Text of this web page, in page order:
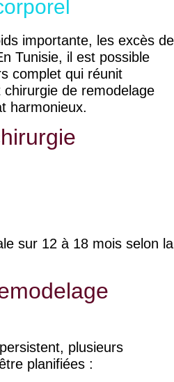
importante, les excès de
Tunisie, il est possible
complet qui réunit
de remodelage
harmonieux.
sur 12 à 18 mois selon la
plusieurs
planifiées :